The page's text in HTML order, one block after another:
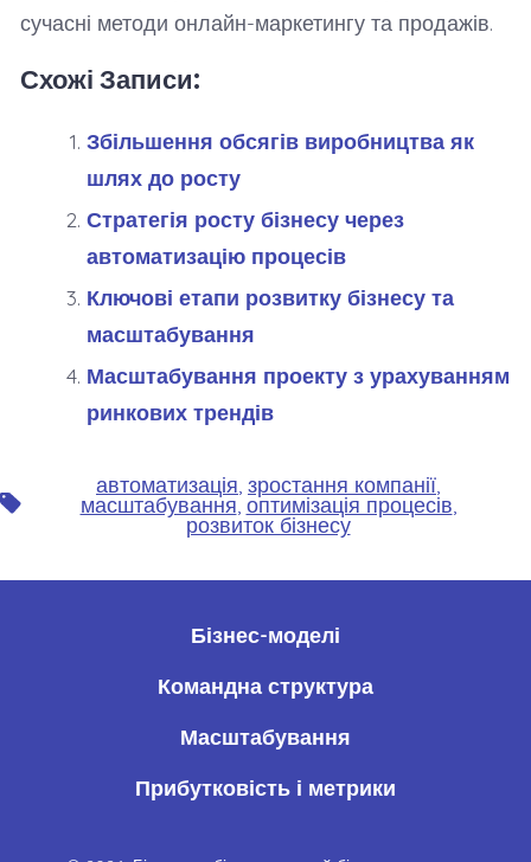
сучасні методи онлайн-маркетингу та продажів.
Схожі Записи:
Збільшення обсягів виробництва як
шлях до росту
Стратегія росту бізнесу через
автоматизацію процесів
Ключові етапи розвитку бізнесу та
масштабування
Масштабування проекту з урахуванням
ринкових трендів
Позначки
автоматизація, зростання компанії,
масштабування, оптимізація процесів,
розвиток бізнесу
Бізнес-моделі
Командна структура
Масштабування
Прибутковість і метрики